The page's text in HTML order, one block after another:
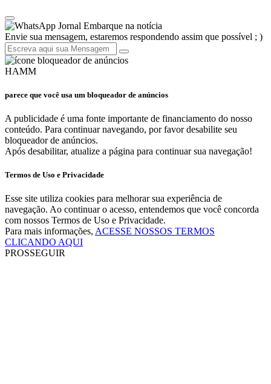
Jornal Embarque na notícia
Envie sua mensagem, estaremos respondendo assim que possível ; )
HAMM
parece que você usa um bloqueador de anúncios
A publicidade é uma fonte importante de financiamento do nosso
conteúdo. Para continuar navegando, por favor desabilite seu
bloqueador de anúncios.
Após desabilitar, atualize a página para continuar sua navegação!
Termos de Uso e Privacidade
Esse site utiliza cookies para melhorar sua experiência de
navegação. Ao continuar o acesso, entendemos que você concorda
com nossos Termos de Uso e Privacidade.
Para mais informações, ACESSE NOSSOS TERMOS
CLICANDO AQUI
PROSSEGUIR